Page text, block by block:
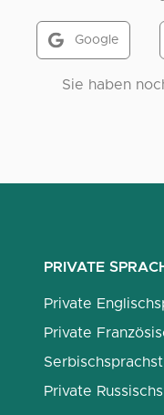
Google
Sie haben
PRIVATE
Private
Private
Private